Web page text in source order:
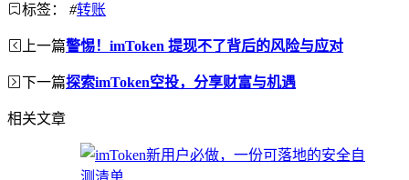
标签： #转账
上一篇警惕！imToken 提现不了背后的风险与应对
下一篇探索imToken空投，分享财富与机遇
相关文章